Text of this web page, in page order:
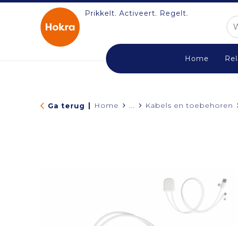
Prikkelt. Activeert. Regelt.
Home
Ga terug | Home ... Kabels en toebehoren